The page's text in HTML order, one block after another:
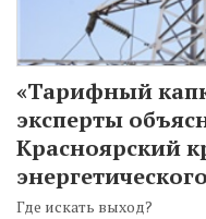
«Тарифный
эксперты
Красноярский
Где искать выход?